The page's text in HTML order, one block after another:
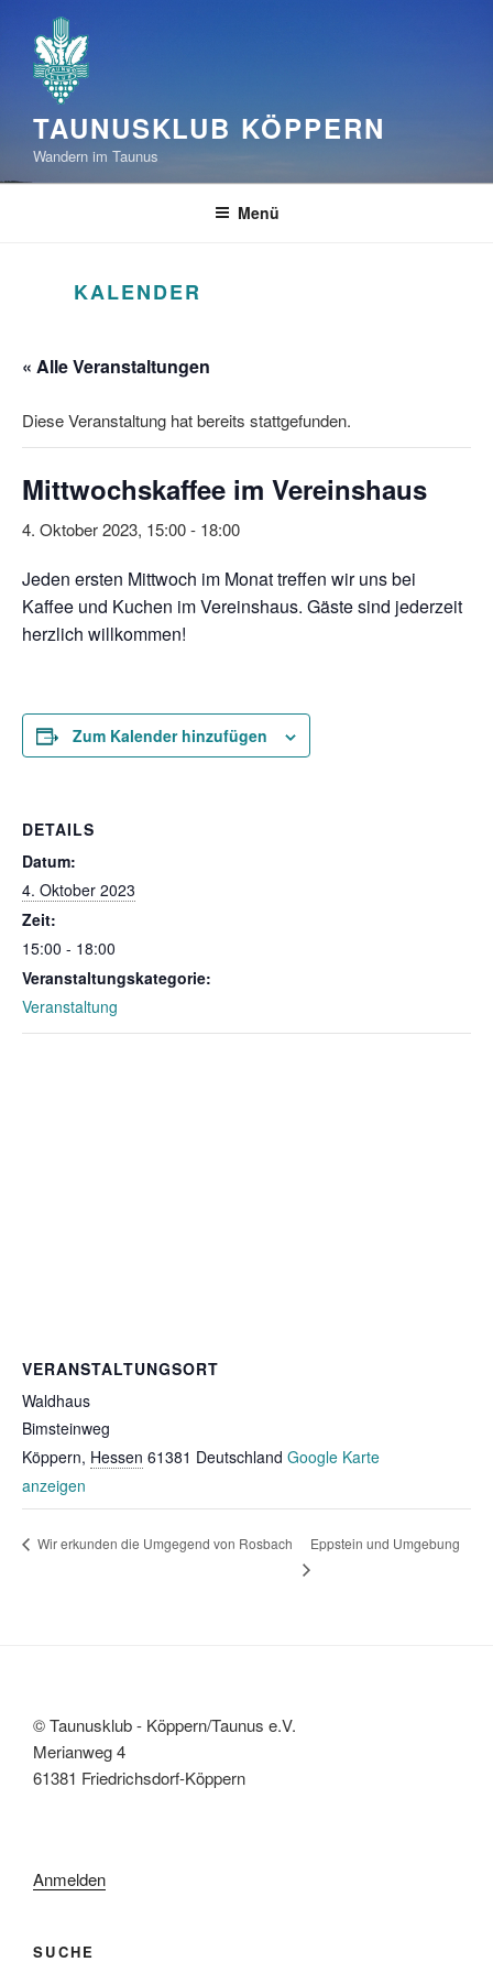
Inhalt
springen
TAUNUSKLUB KÖPPERN
Wandern im Taunus
Menü
KALENDER
« Alle Veranstaltungen
Diese Veranstaltung hat bereits stattgefunden.
Mittwochskaffee im Vereinshaus
4. Oktober 2023, 15:00- 18:00
Jeden ersten Mittwoch im Monat treffen wir uns bei
Kaffee und Kuchen im Vereinshaus. Gäste sind jederzeit
herzlich willkommen!
Zum Kalender hinzufügen
DETAILS
Datum:
4. Oktober 2023
Zeit:
15:00 - 18:00
Veranstaltungskategorie:
Veranstaltung
VERANSTALTUNGSORT
Waldhaus
Bimsteinweg
Köppern, Hessen 61381 Deutschland Google Karte
anzeigen
Wir erkunden die Umgegend von Rosbach Eppstein und Umgebung
© Taunusklub - Köppern/Taunus e.V.
Merianweg 4
61381 Friedrichsdorf-Köppern
Anmelden
SUCHE